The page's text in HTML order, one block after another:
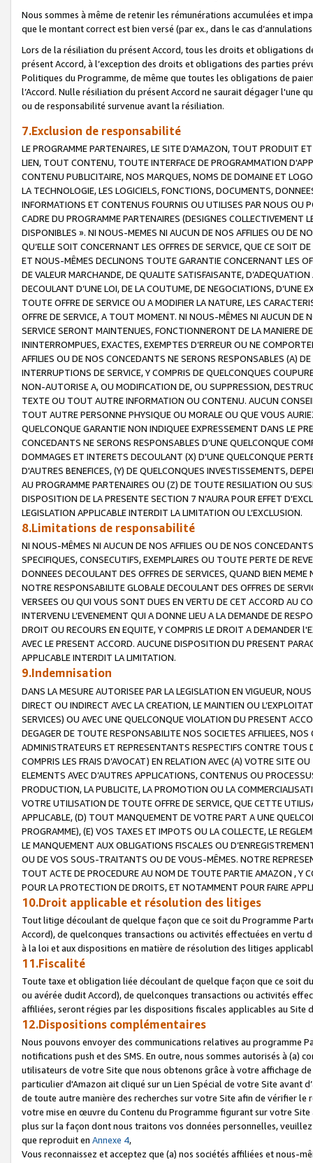
Nous sommes à même de retenir les rémunérations accumulées et
que le montant correct est bien versé (par ex., dans le cas
Lors de la résiliation du présent Accord, tous les droits et obligations
présent Accord, à l’exception des droits et obligations des parties
Politiques du Programme, de même que toutes les obligations de
l’Accord. Nulle résiliation du présent Accord ne saurait dégager l'une
ou de responsabilité survenue avant la résiliation.
7.Exclusion de responsabilité
LE PROGRAMME PARTENAIRES, LE SITE D’AMAZON, TOUT PRODUIT
LIEN, TOUT CONTENU, TOUTE INTERFACE DE PROGRAMMATION
CONTENU PUBLICITAIRE, NOS MARQUES, NOMS DE DOMAINE ET
LA TECHNOLOGIE, LES LOGICIELS, FONCTIONS, DOCUMENTS,
INFORMATIONS ET CONTENUS FOURNIS OU UTILISES PAR NOUS OU
CADRE DU PROGRAMME PARTENAIRES (DESIGNES COLLECTIVEMENT
DISPONIBLES ». NI NOUS-MEMES NI AUCUN DE NOS AFFILIES OU DE
QU’ELLE SOIT CONCERNANT LES OFFRES DE SERVICE, QUE CE SOIT
ET NOUS-MÊMES DECLINONS TOUTE GARANTIE CONCERNANT LES
DE VALEUR MARCHANDE, DE QUALITE SATISFAISANTE,
DECOULANT D’UNE LOI, DE LA COUTUME, DE NEGOCIATIONS, D’UNE
TOUTE OFFRE DE SERVICE OU A MODIFIER LA NATURE, LES
OFFRE DE SERVICE, A TOUT MOMENT. NI NOUS-MÊMES NI AUCUN DE
SERVICE SERONT MAINTENUES, FONCTIONNERONT DE LA MANIERE
ININTERROMPUES, EXACTES, EXEMPTES D’ERREUR OU NE
AFFILIES OU DE NOS CONCEDANTS NE SERONS RESPONSABLES (A)
INTERRUPTIONS DE SERVICE, Y COMPRIS DE QUELCONQUES
NON-AUTORISE A, OU MODIFICATION DE, OU SUPPRESSION,
TEXTE OU TOUT AUTRE INFORMATION OU CONTENU. AUCUN
TOUT AUTRE PERSONNE PHYSIQUE OU MORALE OU QUE VOUS
QUELCONQUE GARANTIE NON INDIQUEE EXPRESSEMENT DANS LE
CONCEDANTS NE SERONS RESPONSABLES D’UNE QUELCONQUE
DOMMAGES ET INTERETS DECOULANT (X) D'UNE QUELCONQUE
D'AUTRES BENEFICES, (Y) DE QUELCONQUES INVESTISSEMENTS,
AU PROGRAMME PARTENAIRES OU (Z) DE TOUTE RESILIATION OU
DISPOSITION DE LA PRESENTE SECTION 7 N'AURA POUR EFFET
LEGISLATION APPLICABLE INTERDIT LA LIMITATION OU L’EXCLUSION.
8.Limitations de responsabilité
NI NOUS-MÊMES NI AUCUN DE NOS AFFILIES OU DE NOS
SPECIFIQUES, CONSECUTIFS, EXEMPLAIRES OU TOUTE PERTE DE
DONNEES DECOULANT DES OFFRES DE SERVICES, QUAND BIEN
NOTRE RESPONSABILITE GLOBALE DECOULANT DES OFFRES DE
VERSEES OU QUI VOUS SONT DUES EN VERTU DE CET ACCORD AU
INTERVENU L’EVENEMENT QUI A DONNE LIEU A LA DEMANDE DE
DROIT OU RECOURS EN EQUITE, Y COMPRIS LE DROIT A DEMANDER
AVEC LE PRESENT ACCORD. AUCUNE DISPOSITION DU PRESENT
APPLICABLE INTERDIT LA LIMITATION.
9.Indemnisation
DANS LA MESURE AUTORISEE PAR LA LEGISLATION EN VIGUEUR,
DIRECT OU INDIRECT AVEC LA CREATION, LE MAINTIEN OU
SERVICES) OU AVEC UNE QUELCONQUE VIOLATION DU PRESENT
DEGAGER DE TOUTE RESPONSABILITE NOS SOCIETES AFFILIEES,
ADMINISTRATEURS ET REPRESENTANTS RESPECTIFS CONTRE
COMPRIS LES FRAIS D’AVOCAT) EN RELATION AVEC (A) VOTRE SITE
ELEMENTS AVEC D’AUTRES APPLICATIONS, CONTENUS OU
PRODUCTION, LA PUBLICITE, LA PROMOTION OU LA
VOTRE UTILISATION DE TOUTE OFFRE DE SERVICE, QUE CETTE
APPLICABLE, (D) TOUT MANQUEMENT DE VOTRE PART A UNE
PROGRAMME), (E) VOS TAXES ET IMPOTS OU LA COLLECTE, LE
LE MANQUEMENT AUX OBLIGATIONS FISCALES OU
OU DE VOS SOUS-TRAITANTS OU DE VOUS-MÊMES. NOTRE
TOUT ACTE DE PROCEDURE AU NOM DE TOUTE PARTIE AMAZON , Y
POUR LA PROTECTION DE DROITS, ET NOTAMMENT POUR FAIRE
10.Droit applicable et résolution des litiges
Tout litige découlant de quelque façon que ce soit du Programme
Accord), de quelconques transactions ou activités effectuées en vertu
à la loi et aux dispositions en matière de résolution des litiges
11.Fiscalité
Toute taxe et obligation liée découlant de quelque façon que ce soit
ou avérée dudit Accord), de quelconques transactions ou activités
affiliées, seront régies par les dispositions fiscales applicables au Site
12.Dispositions complémentaires
Nous pouvons envoyer des communications relatives au programme
notifications push et des SMS. En outre, nous sommes autorisés à
utilisateurs de votre Site que nous obtenons grâce à votre affichage
particulier d'Amazon ait cliqué sur un Lien Spécial de votre Site avant
de toute autre manière des recherches sur votre Site afin de vérifier
votre mise en œuvre du Contenu du Programme figurant sur votre
plus sur la façon dont nous traitons vos données personnelles,
que reproduit en Annexe 4,
Vous reconnaissez et acceptez que (a) nos sociétés affiliées et nous-